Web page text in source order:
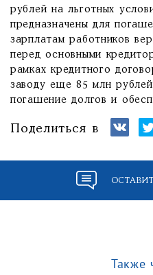
рублей на льготных
предназначены для
зарплатам работников
перед основными
рамках кредитного
заводу еще 85 млн
погашение долгов и
Поделиться в
Также